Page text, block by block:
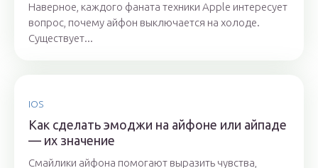
Наверное, каждого фаната техники Apple интересует
вопрос, почему айфон выключается на холоде.
Существует...
IOS
Как сделать эмоджи на айфоне или айпаде
— их значение
Смайлики айфона помогают выразить чувства,